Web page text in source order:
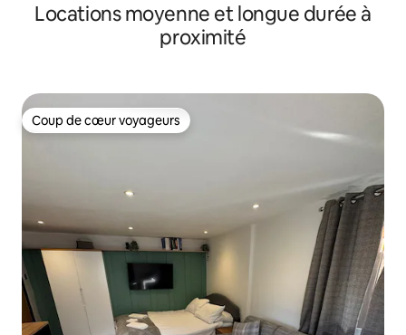
Locations moyenne et longue durée à
proximité
Coup de cœur voyageurs
Coup de cœur voyageurs